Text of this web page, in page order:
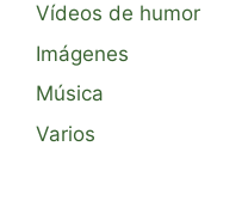
Vídeos de humor
Imágenes
Música
Varios